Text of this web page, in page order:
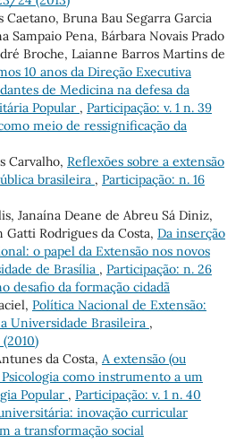
Bruna Bau Segarra Garcia
Sampaio Pena, Bárbara Novais Prado
Broche, Laianne Barros Martins de
10 anos da Direção Executiva
de Medicina na defesa da
Popular , Participação: v. 1 n. 39
meio de ressignificação da
Carvalho, Reflexões sobre a extensão
brasileira , Participação: n. 16
Janaína Deane de Abreu Sá Diniz,
Rodrigues da Costa, Da inserção
o papel da Extensão nos novos
de Brasília , Participação: n. 26
desafio da formação cidadã
Política Nacional de Extensão:
Universidade Brasileira ,
da Costa, A extensão (ou
como instrumento a um
Popular , Participação: v. 1 n. 40
inovação curricular
a transformação social